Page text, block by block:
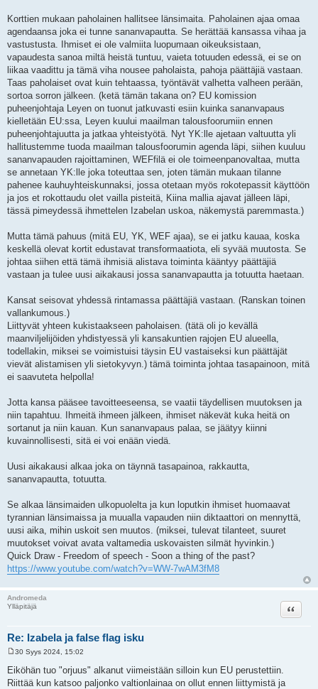
Korttien mukaan paholainen hallitsee länsimaita. Paholainen ajaa omaa
agendaansa joka ei tunne sananvapautta. Se herättää kansassa vihaa ja
vastustusta. Ihmiset ei ole valmiita luopumaan oikeuksistaan,
vapaudesta sanoa miltä heistä tuntuu, vaieta totuuden edessä, ei se on
liikaa vaadittu ja tämä viha nousee paholaista, pahoja päättäjiä vastaan.
Taas paholaiset ovat kuin tehtaassa, työntävät valhetta valheen perään,
sortoa sorron jälkeen. (ketä tämän takana on? EU komission
puheenjohtaja Leyen on tuonut jatkuvasti esiin kuinka sananvapaus
kielletään EU:ssa, Leyen kuului maailman talousfoorumiin ennen
puheenjohtajuutta ja jatkaa yhteistyötä. Nyt YK:lle ajetaan valtuutta yli
hallitustemme tuoda maailman talousfoorumin agenda läpi, siihen kuuluu
sananvapauden rajoittaminen, WEFfilä ei ole toimeenpanovaltaa, mutta
se annetaan YK:lle joka toteuttaa sen, joten tämän mukaan tilanne
pahenee kauhuyhteiskunnaksi, jossa otetaan myös rokotepassit käyttöön
ja jos et rokottaudu olet vailla pisteitä, Kiina mallia ajavat jälleen läpi,
tässä pimeydessä ihmettelen Izabelan uskoa, näkemystä paremmasta.)
Mutta tämä pahuus (mitä EU, YK, WEF ajaa), se ei jatku kauaa, koska
keskellä olevat kortit edustavat transformaatiota, eli syvää muutosta. Se
johtaa siihen että tämä ihmisiä alistava toiminta kääntyy päättäjiä
vastaan ja tulee uusi aikakausi jossa sananvapautta ja totuutta haetaan.
Kansat seisovat yhdessä rintamassa päättäjiä vastaan. (Ranskan toinen
vallankumous.)
Liittyvät yhteen kukistaakseen paholaisen. (tätä oli jo kevällä
maanviljelijöiden yhdistyessä yli kansakuntien rajojen EU alueella,
todellakin, miksei se voimistuisi täysin EU vastaiseksi kun päättäjät
vievät alistamisen yli sietokyvyn.) tämä toiminta johtaa tasapainoon, mitä
ei saavuteta helpolla!
Jotta kansa pääsee tavoitteeseensa, se vaatii täydellisen muutoksen ja
niin tapahtuu. Ihmeitä ihmeen jälkeen, ihmiset näkevät kuka heitä on
sortanut ja niin kauan. Kun sananvapaus palaa, se jäätyy kiinni
kuvainnollisesti, sitä ei voi enään viedä.
Uusi aikakausi alkaa joka on täynnä tasapainoa, rakkautta,
sananvapautta, totuutta.
Se alkaa länsimaiden ulkopuolelta ja kun loputkin ihmiset huomaavat
tyrannian länsimaissa ja muualla vapauden niin diktaattori on mennyttä,
uusi aika, mihin uskoit sen muutos. (miksei, tulevat tilanteet, suuret
muutokset voivat avata valtamedia uskovaisten silmät hyvinkin.)
Quick Draw - Freedom of speech - Soon a thing of the past?
https://www.youtube.com/watch?v=WW-7wAM3fM8
Andromeda
Ylläpitäjä
Re: Izabela ja false flag isku
Lainaa
i
e
s
30 Syys 2024, 15:02
Eiköhän tuo "orjuus" alkanut viimeistään silloin kun EU perustettiin.
Riittää kun katsoo paljonko valtionlainaa on ollut ennen liittymistä ja